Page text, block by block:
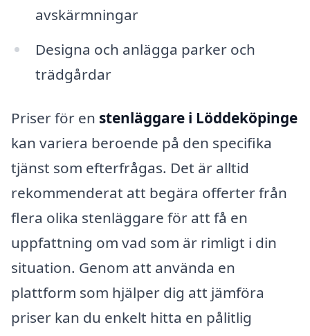
avskärmningar
Designa och anlägga parker och
trädgårdar
Priser för en stenläggare i Löddeköpinge
kan variera beroende på den specifika
tjänst som efterfrågas. Det är alltid
rekommenderat att begära offerter från
flera olika stenläggare för att få en
uppfattning om vad som är rimligt i din
situation. Genom att använda en
plattform som hjälper dig att jämföra
priser kan du enkelt hitta en pålitlig